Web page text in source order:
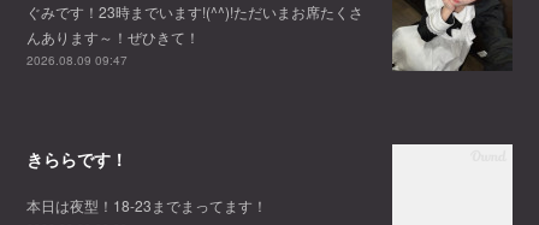
ぐみです！23時までいます!(^^)!ただいまお席たくさ
んあります～！ぜひきて！
2026.08.09 09:47
きららです！
本日は夜型！18-23までまってます！